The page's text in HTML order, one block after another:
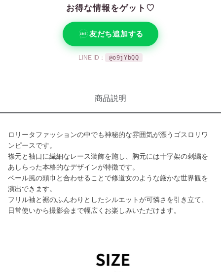
お得な情報をゲット♡
友だち追加する
LINE ID： @o9jYbQQ
商品説明
ロリータファッションの中でも神秘的な雰囲気が漂うゴスロリワ
ンピースです。
襟元と袖口に繊細なレース装飾を施し、胸元には十字架の刺繍を
あしらった本格的なデザインが特徴です。
ベール風の頭巾と合わせることで修道女のような厳かな世界観を
演出できます。
フリル袖と裾のふんわりとしたシルエットが可憐さを引き立て、
日常使いから撮影会まで幅広くお楽しみいただけます。